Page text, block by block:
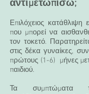
αντιμετωπίσω;
Επιλόχειος κατάθλιψη
που μπορεί να
τον τοκετό.
στις δέκα γυναίκες,
πρώτους (1-6) μήνες
παιδιού.
Τα συμπτώματα